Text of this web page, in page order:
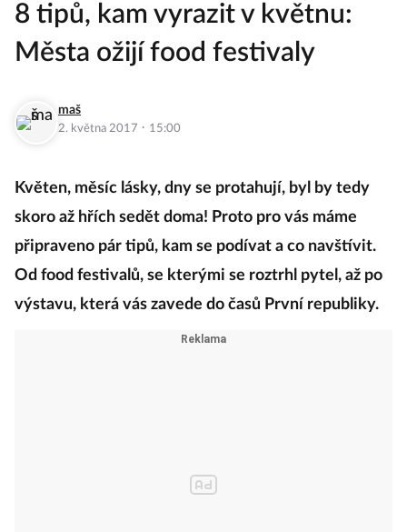
8 tipů, kam vyrazit v květnu:
Města ožijí food festivaly
maš
2. května 2017 · 15:00
Květen, měsíc lásky, dny se protahují, byl by tedy
skoro až hřích sedět doma! Proto pro vás máme
připraveno pár tipů, kam se podívat a co navštívit.
Od food festivalů, se kterými se roztrhl pytel, až po
výstavu, která vás zavede do časů První republiky.